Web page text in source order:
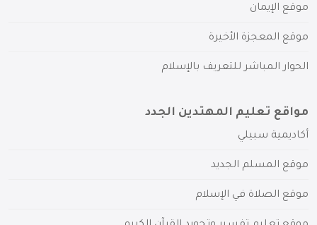
موقع الإيمان
موقع المعجزة الأخيرة
الحوار المباشر للتعريف بالإسلام
مواقع تعليم المهتدين الجدد
أكاديمية سبيلي
موقع المسلم الجديد
موقع الصلاة في الإسلام